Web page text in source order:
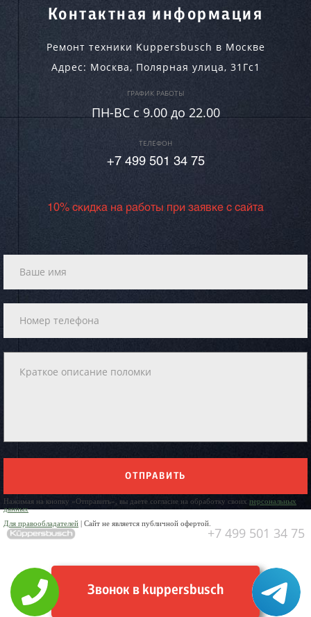
Контактная информация
Ремонт техники Kuppersbusch в Москве
Адрес: Москва, Полярная улица, 31Гс1
ГРАФИК РАБОТЫ
ПН-ВC c 9.00 до 22.00
ТЕЛЕФОН
+7 499 501 34 75
10% скидка на работы при заявке с сайта
ОТПРАВИТЬ
Нажимая на кнопку «Отправить», вы даете согласие на обработку своих персональных
данных
Для правообладателей | Сайт не является публичной офертой.
+7 499 501 34 75
Звонок в kuppersbusch